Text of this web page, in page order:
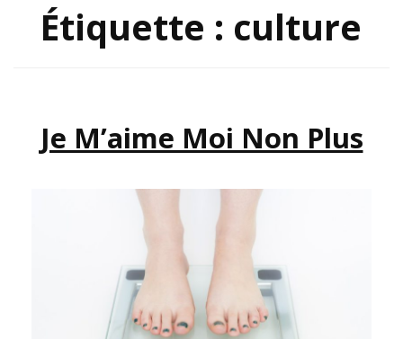
Étiquette : culture
Je M’aime Moi Non Plus